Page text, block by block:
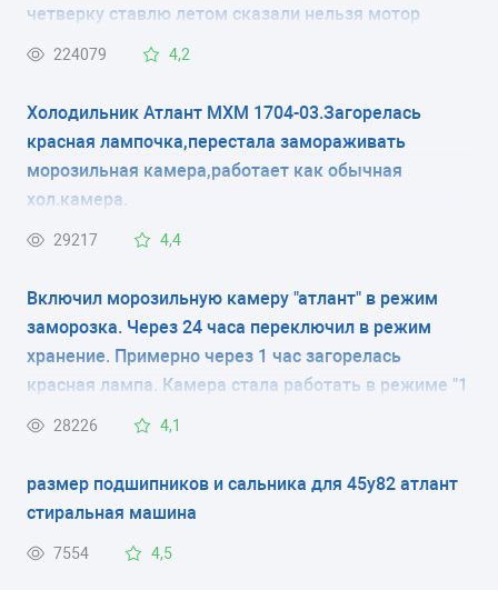
КОЛИЧЕСТВО КАМЕР
1
РАЗМЕРЫ (ШXГXВ)
60x63x150 см
КОЛИЧЕСТВО КОМПРЕССОРОВ
1
РАЗМОРАЖИВАНИЕ МОРОЗИЛЬНОЙ КАМЕРЫ
-
РАЗМОРАЖИВАНИЕ ХОЛОДИЛЬНОЙ КАМЕРЫ
капельная система
ЭНЕРГОПОТРЕБЛЕНИЕ
четверку ставлю летом сказали нельзя мотор
испортится
224079 4,2
Холодильник Атлант МХМ 1704-03.Загорелась
красная лампочка,перестала замораживать
морозильная камера,работает как обычная
хол.камера.
29217 4,4
Включил морозильную камеру "атлант" в режим
заморозка. Через 24 часа переключил в режим
хранение. Примерно через 1 час загорелась
красная лампа. Камера стала работать в режиме "1
минуту работает, 5 минут нет" и так постоянно, при
28226 4,1
размер подшипников и сальника для 45у82 атлант
стиральная машина
7554 4,5